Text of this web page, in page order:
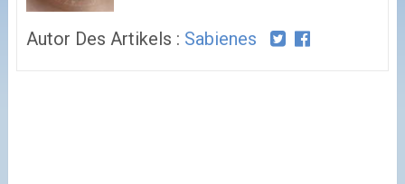
Autor Des Artikels : Sabienes